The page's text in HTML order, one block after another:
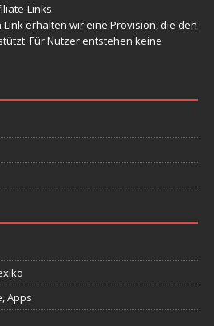
Links.
erhalten wir eine Provision, die den
Für Nutzer entstehen keine
Apps